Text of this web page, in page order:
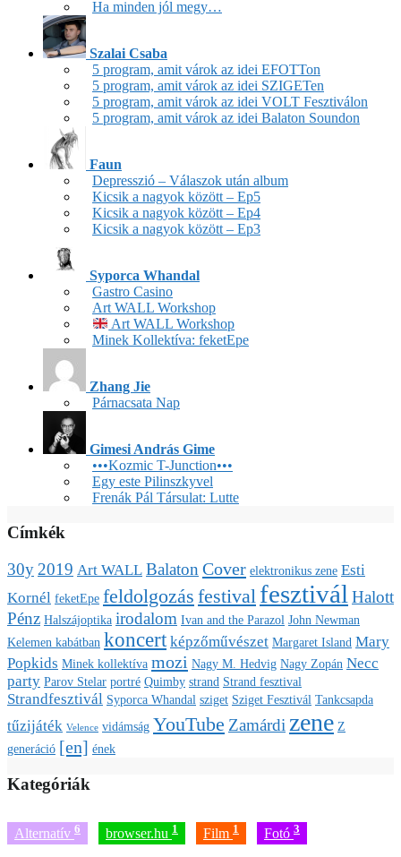
Ha minden jól megy…
Szalai Csaba
5 program, amit várok az idei EFOTTon
5 program, amit várok az idei SZIGETen
5 program, amit várok az idei VOLT Fesztiválon
5 program, amit várok az idei Balaton Soundon
Faun
Depresszió – Válaszok után album
Kicsik a nagyok között – Ep5
Kicsik a nagyok között – Ep4
Kicsik a nagyok között – Ep3
Syporca Whandal
Gastro Casino
Art WALL Workshop
Art WALL Workshop
Minek Kollektíva: feketEpe
Zhang Jie
Párnacsata Nap
Gimesi András Gime
•••Kozmic T-Junction•••
Egy este Pilinszkyvel
Frenák Pál Társulat: Lutte
Címkék
30y2019 Art WALL Balaton Cover elektronikus zene Esti
Kornél feketEpe feldolgozás festival fesztivál Halott
Pénz Halszájoptika irodalom Ivan and the Parazol John Newman
Kelemen kabátban koncert képzőművészet Margaret Island Mary
Popkids Minek kollektíva mozi Nagy M. Hedvig Nagy Zopán Necc
party Parov Stelar portré Quimby strand Strand fesztival
Strandfesztivál Syporca Whandal sziget Sziget Fesztivál Tankcsapda
tűzijáték Velence vidámság YouTube Zamárdizene Z
generáció [en] ének
Kategóriák
Alternatív 6 browser.hu 1 Film 1 Fotó 3